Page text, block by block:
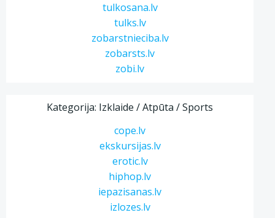
tulkosana.lv
tulks.lv
zobarstnieciba.lv
zobarsts.lv
zobi.lv
Kategorija: Izklaide / Atpūta / Sports
cope.lv
ekskursijas.lv
erotic.lv
hiphop.lv
iepazisanas.lv
izlozes.lv